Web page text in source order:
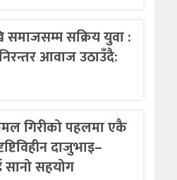
सक्रिय युवा :
आवाज उठाउँदै:
गिरीको पहलमा एकै
दाजुभाइ–
सानो सहयोग